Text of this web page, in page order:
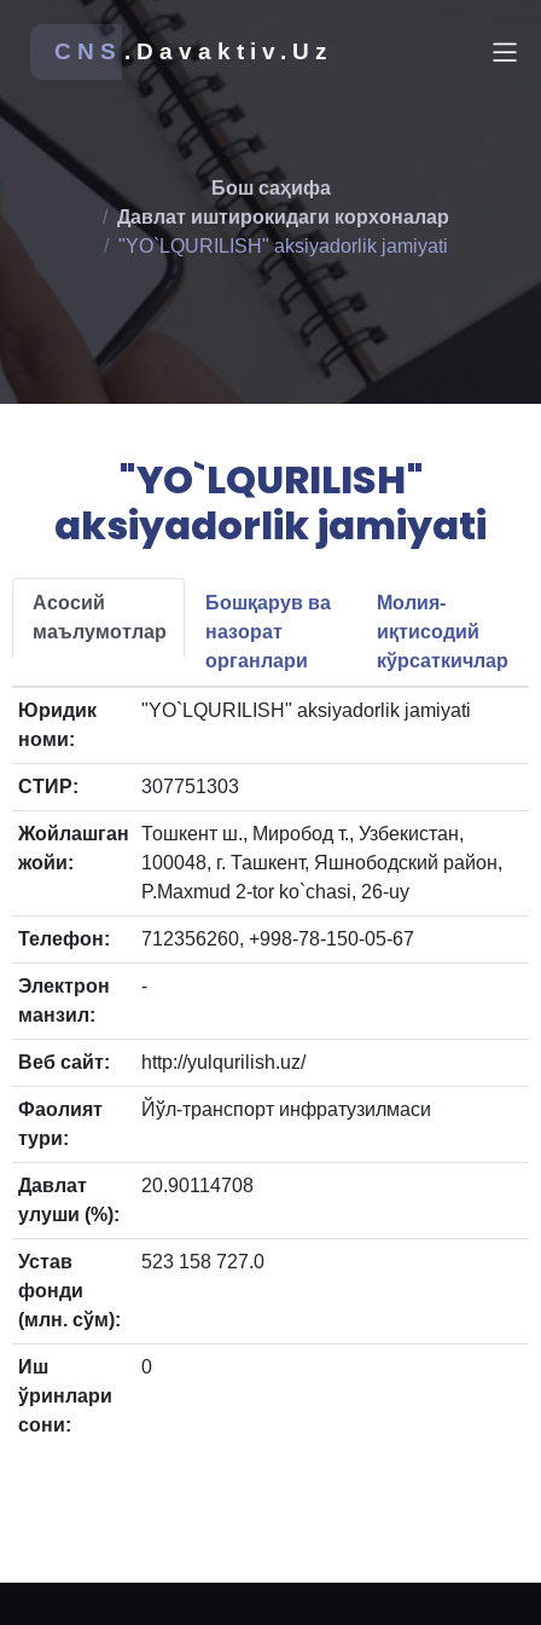
CNS.Davaktiv.Uz
Бош саҳифа
Давлат иштирокидаги корхоналар
"YO`LQURILISH" aksiyadorlik jamiyati
"YO`LQURILISH"
aksiyadorlik jamiyati
Асосий
маълумотлар
Бошқарув ва
назорат
органлари
Молия-
иқтисодий
кўрсаткичлар
Юридик
номи:
"YO`LQURILISH" aksiyadorlik jamiyati
СТИР: 307751303
Жойлашган
жойи:
Тошкент ш., Миробод т., Узбекистан,
100048, г. Ташкент, Яшнободский район,
P.Maxmud 2-tor ko`chasi, 26-uy
Телефон: 712356260, +998-78-150-05-67
Электрон
манзил:
-
Веб сайт: http://yulqurilish.uz/
Фаолият
тури:
Йўл-транспорт инфратузилмаси
Давлат
улуши (%):
20.90114708
Устав
фонди
(млн. сўм):
523 158 727.0
Иш
ўринлари
сони:
0